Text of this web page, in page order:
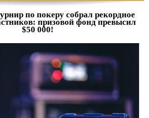
по покеру собрал рекордное
призовой фонд превысил
$50 000!